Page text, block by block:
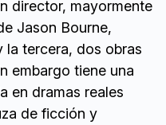
director, mayormente
Jason Bourne,
la tercera, dos obras
embargo tiene una
en dramas reales
de ficción y